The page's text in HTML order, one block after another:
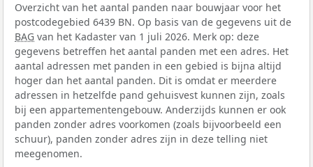
Overzicht van het aantal panden naar bouwjaar voor het
postcodegebied 6439 BN. Op basis van de gegevens uit de
BAG van het Kadaster van 1 juli 2026. Merk op: deze
gegevens betreffen het aantal panden met een adres. Het
aantal adressen met panden in een gebied is bijna altijd
hoger dan het aantal panden. Dit is omdat er meerdere
adressen in hetzelfde pand gehuisvest kunnen zijn, zoals
bij een appartementengebouw. Anderzijds kunnen er ook
panden zonder adres voorkomen (zoals bijvoorbeeld een
schuur), panden zonder adres zijn in deze telling niet
meegenomen.